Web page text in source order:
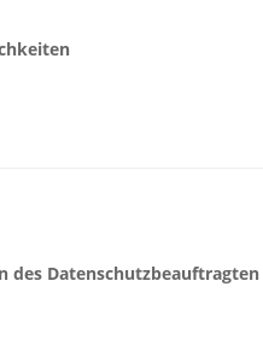
des Datenschutzbeauftragten